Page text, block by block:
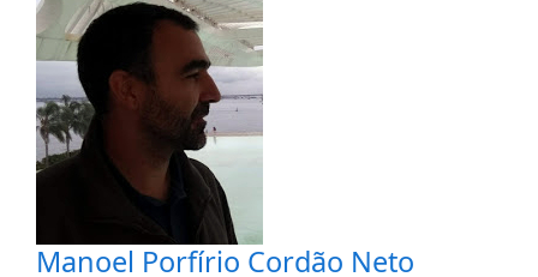
Manoel Porfírio Cordão Neto